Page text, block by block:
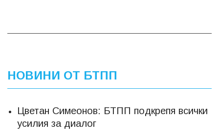
НОВИНИ ОТ БТПП
Цветан Симеонов: БТПП подкрепя всички
усилия за диалог